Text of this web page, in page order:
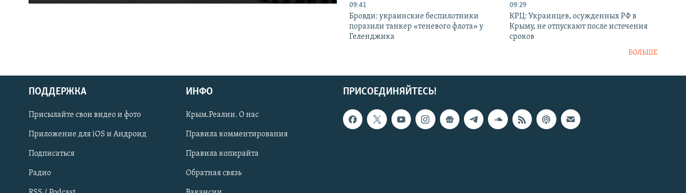
Українською
Qırımtatar
ПРИСОЕДИНЯЙТЕСЬ!
09:41
Бровди: украинские беспилотники
поразили танкер «теневого флота» у
Геленджика
09:29
КРЦ: Украинцев, осужденных РФ в
Крыму, не отпускают после истечения
сроков
БОЛЬШЕ
ПРИСОЕДИНЯЙТЕСЬ!
ПОДДЕРЖКА
Присылайте свои видео и фото
Приложение для iOS и Андроид
Подписаться
Радио
ИНФО
Крым.Реалии. О нас
Правила комментирования
Правила копирайта
Обратная связь